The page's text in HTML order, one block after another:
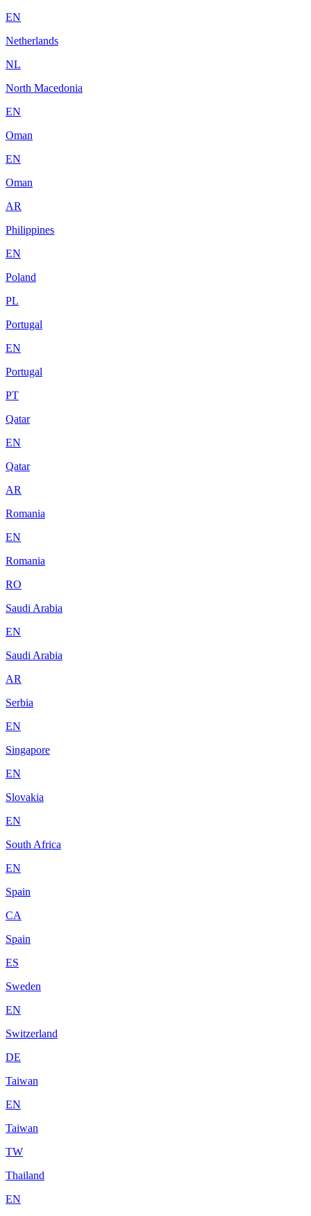
EN
Netherlands
NL
North Macedonia
EN
Oman
EN
Oman
AR
Philippines
EN
Poland
PL
Portugal
EN
Portugal
PT
Qatar
EN
Qatar
AR
Romania
EN
Romania
RO
Saudi Arabia
EN
Saudi Arabia
AR
Serbia
EN
Singapore
EN
Slovakia
EN
South Africa
EN
Spain
CA
Spain
ES
Sweden
EN
Switzerland
DE
Taiwan
EN
Taiwan
TW
Thailand
EN